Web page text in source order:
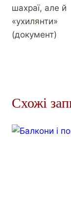
шахраї, але й
«ухилянти»
(документ)
Схожі